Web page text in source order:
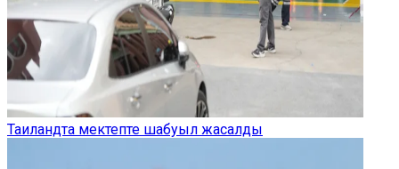
Таиландта мектепте шабуыл жасалды